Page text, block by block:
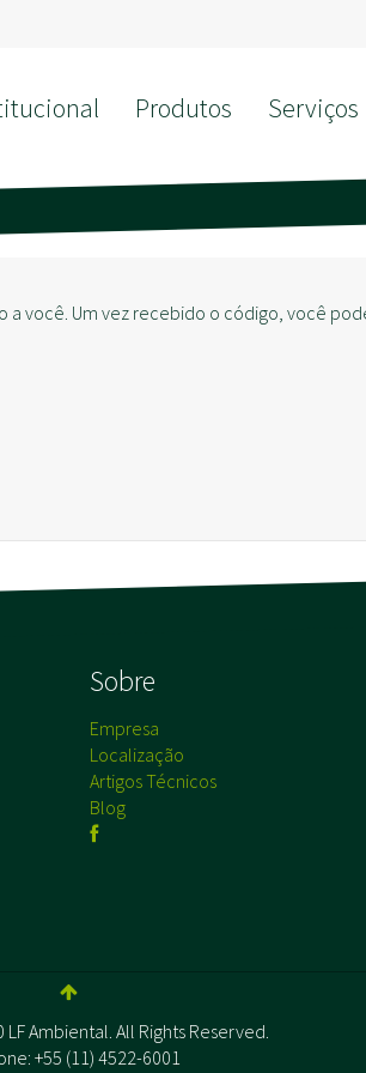
Produtos Serviços
você. Um vez recebido o código, você
Sobre
Empresa
Localização
Artigos Técnicos
Blog
Ambiental. All Rights Reserved.
+55 (11) 4522-6001